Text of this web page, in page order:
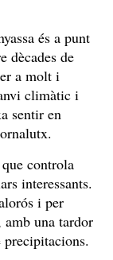
és a punt
dècades de
a molt i
climàtic i
sentir en
controla
interessants.
i per
una tardor
precipitacions.